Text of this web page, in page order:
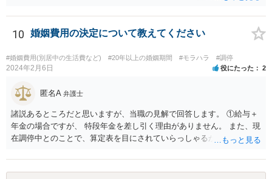
への侵害行為は違法の可能性があります。したがって、夫が相手女性
と会う約束を取り付け、探偵が公道上から尾行・撮影して住所を割り
出す方法は、手段が適法であれば問題ありません。 ２ 相手女性が既
婚者であった場合の夫への慰謝料請求の可能性 相手女性が既婚である
場合、その配偶者は、夫と相手女性の双方に対して不貞行為に基づく
の事情があれば、過失の有無や慰謝料額に影響します。 ・相手女性が
独身であると虚偽申告していた ・夫が既婚と知らなかったことに合理
的理由がある もっとも、相手女性が既婚であることを容易に確認でき
たにもかかわらず漫然と関係を続けた場合は、夫の過失が認められ、
慰謝料（50～150万円程度？）が発生し得ます。
10 婚姻費用の決定について教えてください
#婚姻費用(別居中の生活費など) #20年以上の婚姻期間 #モラハラ #調停
2024年2月6日 役にたった 2
匿名A 弁護士
諸説あるところだと思いますが、当職の見解で回答します。 ①給与＋
年金の場合ですが、 特段年金を差し引く理由がありません。 また、現
在調停中とのことで、算定表を目にされていらっしゃるかと思いま
与の場合、就労するために必要だとされる経費を控除しています。 年
金の場合は、この控除をする必要がありませんので、 詳しい計算式は